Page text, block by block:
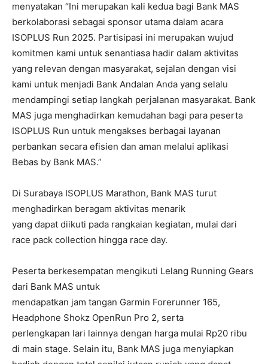
menyatakan “Ini merupakan kali kedua bagi Bank MAS
berkolaborasi sebagai sponsor utama dalam acara
ISOPLUS Run 2025. Partisipasi ini merupakan wujud
komitmen kami untuk senantiasa hadir dalam aktivitas
yang relevan dengan masyarakat, sejalan dengan visi
kami untuk menjadi Bank Andalan Anda yang selalu
mendampingi setiap langkah perjalanan masyarakat. Bank
MAS juga menghadirkan kemudahan bagi para peserta
ISOPLUS Run untuk mengakses berbagai layanan
perbankan secara efisien dan aman melalui aplikasi
Bebas by Bank MAS.”
Di Surabaya ISOPLUS Marathon, Bank MAS turut
menghadirkan beragam aktivitas menarik
yang dapat diikuti pada rangkaian kegiatan, mulai dari
race pack collection hingga race day.
Peserta berkesempatan mengikuti Lelang Running Gears
dari Bank MAS untuk
mendapatkan jam tangan Garmin Forerunner 165,
Headphone Shokz OpenRun Pro 2, serta
perlengkapan lari lainnya dengan harga mulai Rp20 ribu
di main stage. Selain itu, Bank MAS juga menyiapkan